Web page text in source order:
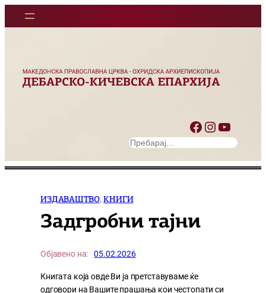
Facebook Instagram YouTube
S
a
c
ИЗДАВАШТВО, КНИГИ
Задгробни тајни
Објавено на: 05.02.2026
Книгата која овде Ви ја претставуваме ќе
одговори на Вашите прашања кои честопати си